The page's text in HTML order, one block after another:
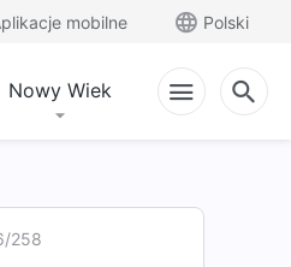
mobilne Polski
Nowy Wiek
/258
| „Sześć
(Część pierwsza)
(Część druga)